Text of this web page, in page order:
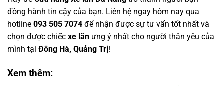
đồng hành tin cậy của bạn. Liên hệ ngay hôm nay qua
hotline 093 505 7074 để nhận được sự tư vấn tốt nhất và
chọn được chiếc xe lăn ưng ý nhất cho người thân yêu của
mình tại Đông Hà, Quảng Trị!
Xem thêm: